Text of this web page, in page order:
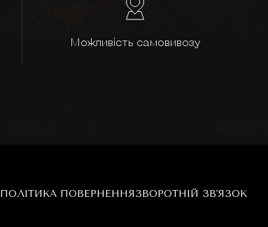
Можливість самовивозу
ПОЛІТИКА ПОВЕРНЕННЯЗВОРОТНІЙ ЗВ'ЯЗОК